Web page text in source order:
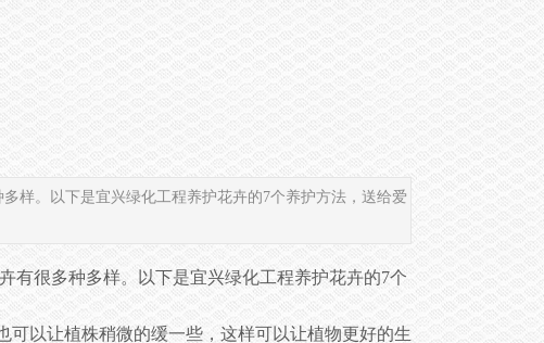
样。以下是宜兴绿化工程养护花卉的7个养护方法，送给爱
有很多种多样。以下是宜兴绿化工程养护花卉的7个
以让植株稍微的缓一些，这样可以让植物更好的生